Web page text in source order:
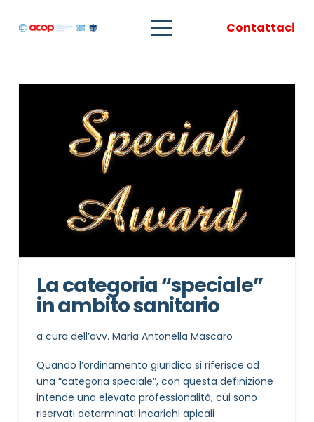
Contattaci
La categoria “speciale”
in ambito sanitario
a cura dell’avv. Maria Antonella Mascaro
Quando l’ordinamento giuridico si riferisce ad
una “categoria speciale”, con questa definizione
intende una elevata professionalità, cui sono
riservati determinati incarichi apicali